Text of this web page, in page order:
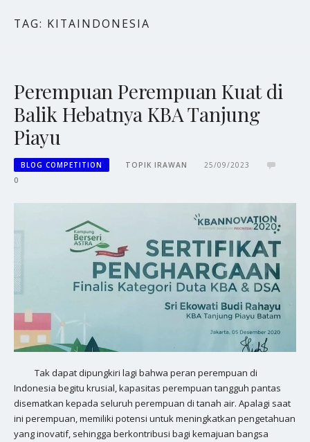
TAG: KITAINDONESIA
Perempuan Perempuan Kuat di
Balik Hebatnya KBA Tanjung
Piayu
BLOG COMPETITION TOPIK IRAWAN
25/09/2023
0
Tak dapat dipungkiri lagi bahwa peran perempuan di
Indonesia begitu krusial, kapasitas perempuan tangguh pantas
disematkan kepada seluruh perempuan di tanah air. Apalagi saat
ini perempuan, memiliki potensi untuk meningkatkan pengetahuan
yang inovatif, sehingga berkontribusi bagi kemajuan bangsa